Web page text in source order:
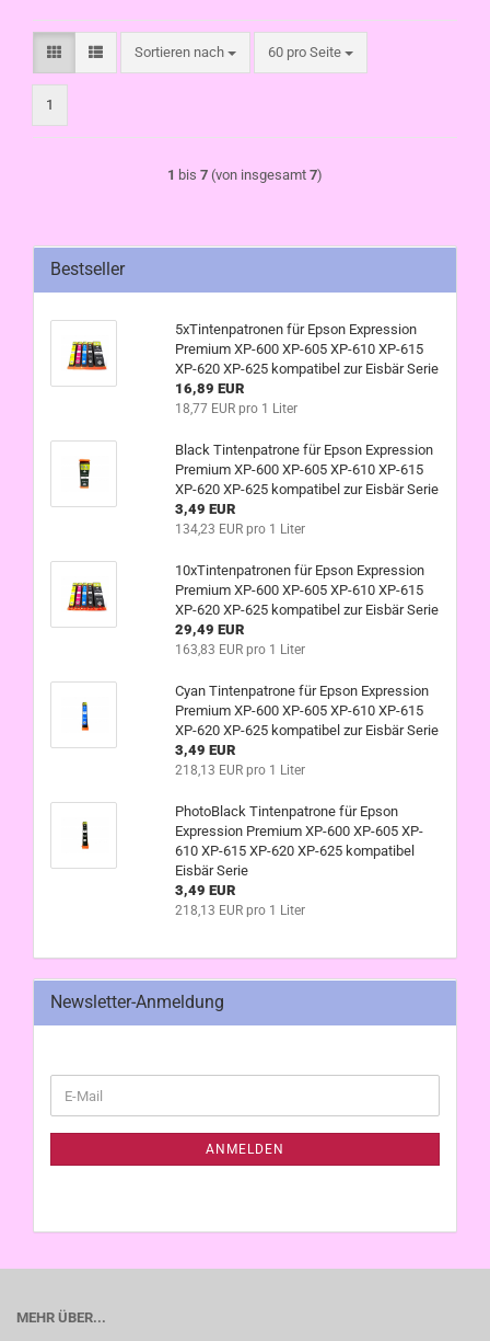
Sortieren nach
Sortieren nach 60 pro Seite
pro Seite
1
1 bis 7 (von insgesamt 7)
Bestseller
5xTintenpatronen für Epson Expression
Premium XP-600 XP-605 XP-610 XP-615
XP-620 XP-625 kompatibel zur Eisbär Serie
16,89 EUR
18,77 EUR pro 1 Liter
Black Tintenpatrone für Epson Expression
Premium XP-600 XP-605 XP-610 XP-615
XP-620 XP-625 kompatibel zur Eisbär Serie
3,49 EUR
134,23 EUR pro 1 Liter
10xTintenpatronen für Epson Expression
Premium XP-600 XP-605 XP-610 XP-615
XP-620 XP-625 kompatibel zur Eisbär Serie
29,49 EUR
163,83 EUR pro 1 Liter
Cyan Tintenpatrone für Epson Expression
Premium XP-600 XP-605 XP-610 XP-615
XP-620 XP-625 kompatibel zur Eisbär Serie
3,49 EUR
218,13 EUR pro 1 Liter
PhotoBlack Tintenpatrone für Epson
Expression Premium XP-600 XP-605 XP-
610 XP-615 XP-620 XP-625 kompatibel
Eisbär Serie
3,49 EUR
218,13 EUR pro 1 Liter
Newsletter-Anmeldung
ZUR
E-
Mail
ANMELDEN
MEHR ÜBER...